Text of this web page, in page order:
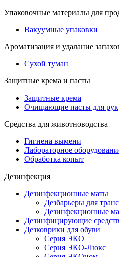
Упаковочные материалы для
Вакуумные упаковки
Ароматизация и удалание
Сухой туман
Защитные крема и пасты
Защитные крема
Очищающие пасты для рук
Средства для животноводства
Гигиена вымени
Лабораторное
Обработка копыт
Дезинфекция
Дезинфекционные маты
Дезбарьеры для
Дезинфекционные
Дезинфицирующие
Дезковрики для обуви
Серия ЭКО
Серия ЭКО-Люкс